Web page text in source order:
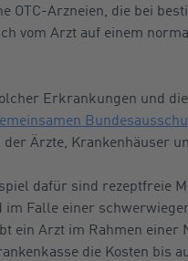
OTC-Arzneien, die bei
vom Arzt auf einem
Erkrankungen und
Ärzte, Krankenhäuser
dafür sind rezeptfreie
im Falle einer
ein Arzt im Rahmen
die Kosten bis